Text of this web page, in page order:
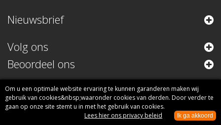
Nieuwsbrief
Volg ons
Beoordeel ons
Om u een optimale website ervaring te kunnen garanderen maken wij
gebruik van cookies&nbsp;waaronder cookies van derden. Door verder te
gaan op onze site stemt u in met het gebruik van cookies.
Lees hier ons privacy beleid
Ik ga akkoord